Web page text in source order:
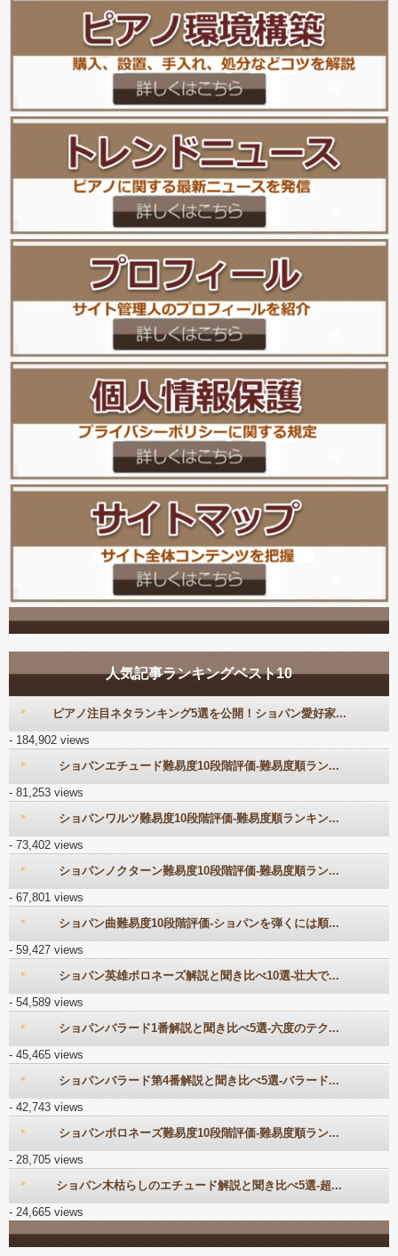
人気記事ランキングベスト10
ピアノ注目ネタランキング5選を公開！ショパン愛好家...
- 184,902 views
ショパンエチュード難易度10段階評価-難易度順ラン...
- 81,253 views
ショパンワルツ難易度10段階評価-難易度順ランキン...
- 73,402 views
ショパンノクターン難易度10段階評価-難易度順ラン...
- 67,801 views
ショパン曲難易度10段階評価-ショパンを弾くには順...
- 59,427 views
ショパン英雄ポロネーズ解説と聞き比べ10選-壮大で...
- 54,589 views
ショパンバラード1番解説と聞き比べ5選-六度のテク...
- 45,465 views
ショパンバラード第4番解説と聞き比べ5選-バラード...
- 42,743 views
ショパンポロネーズ難易度10段階評価-難易度順ラン...
- 28,705 views
ショパン木枯らしのエチュード解説と聞き比べ5選-超...
- 24,665 views